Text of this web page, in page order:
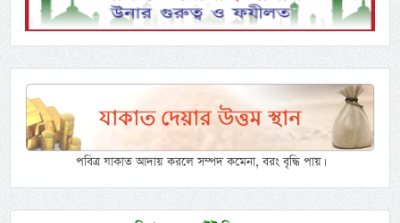
পবিত্র যাকাত আদায় করলে সম্পদ কমেনা, বরং বৃদ্ধি পায়।